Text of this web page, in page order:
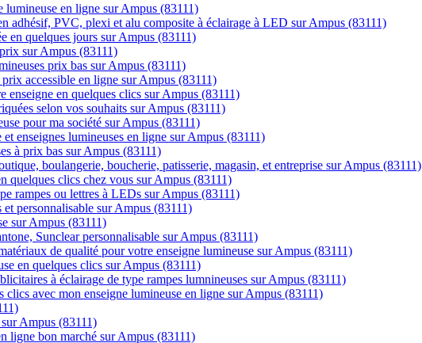
lumineuse en ligne sur Ampus (83111)
adhésif, PVC, plexi et alu composite à éclairage à LED sur Ampus (83111)
en quelques jours sur Ampus (83111)
sur Ampus (83111)
prix bas sur Ampus (83111)
accessible en ligne sur Ampus (83111)
enseigne en quelques clics sur Ampus (83111)
selon vos souhaits sur Ampus (83111)
pour ma société sur Ampus (83111)
enseignes lumineuses en ligne sur Ampus (83111)
à prix bas sur Ampus (83111)
boulangerie, boucherie, patisserie, magasin, et entreprise sur Ampus (83111)
quelques clics chez vous sur Ampus (83111)
rampes ou lettres à LEDs sur Ampus (83111)
personnalisable sur Ampus (83111)
sur Ampus (83111)
Sunclear personnalisable sur Ampus (83111)
de qualité pour votre enseigne lumineuse sur Ampus (83111)
en quelques clics sur Ampus (83111)
à éclairage de type rampes lumnineuses sur Ampus (83111)
clics avec mon enseigne lumineuse en ligne sur Ampus (83111)
Ampus (83111)
ligne bon marché sur Ampus (83111)